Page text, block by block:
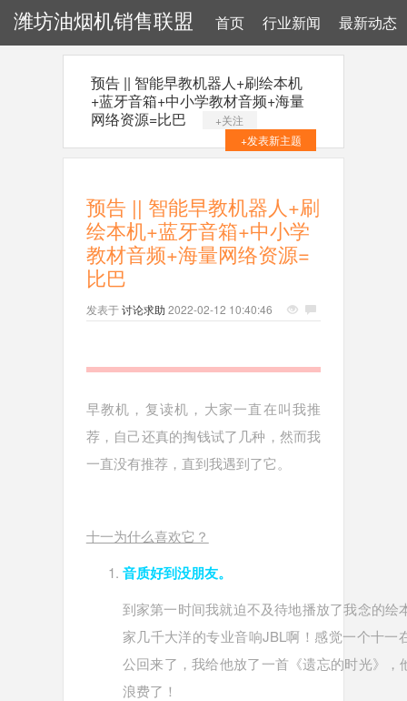
潍坊油烟机销售联盟 首页 行业新闻 最新动态
预告 || 智能早教机器人+刷绘本机
+蓝牙音箱+中小学教材音频+海量
网络资源=比巴
+关注
+发表新主题
预告 || 智能早教机器人+刷
绘本机+蓝牙音箱+中小学
教材音频+海量网络资源=
比巴
发表于讨论求助 2022-02-12 10:40:46
早教机，复读机，大家一直在叫我推
荐，自己还真的掏钱试了几种，然而我
一直没有推荐，直到我遇到了它。
十一为什么喜欢它？
音质好到没朋友。
到家第一时间我就迫不及待地播放了我念的绘
家几千大洋的专业音响JBL啊！感觉一个十一
公回来了，我给他放了一首《遗忘的时光》
浪费了！